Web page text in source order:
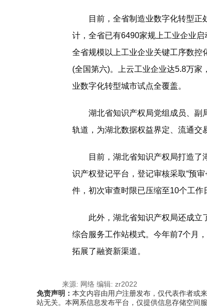
目前，全省制造业数字化转型正处
计，全省已有6490家规上工业企业
全省规模以上工业企业关键工序数控
(全国第六)。上云工业企业达5.8万
业数字化转型城市试点全覆盖。
湖北省知识产权局党组成员、副
轨道，为湖北数据权益界定、流通交
目前，湖北省知识产权局打造了
识产权登记平台，登记审核采取“预
件，初次审查时限已压缩至10个工作
此外，湖北省知识产权局还成立
综合服务工作站模式。今年前7个月
拓展了融资新渠道。
来源: 网络 编辑: zr2022
免责声明： 本文内容由用户注册发布，仅代表作者或
站无关。本网系信息发布平台，仅提供信息存储空间